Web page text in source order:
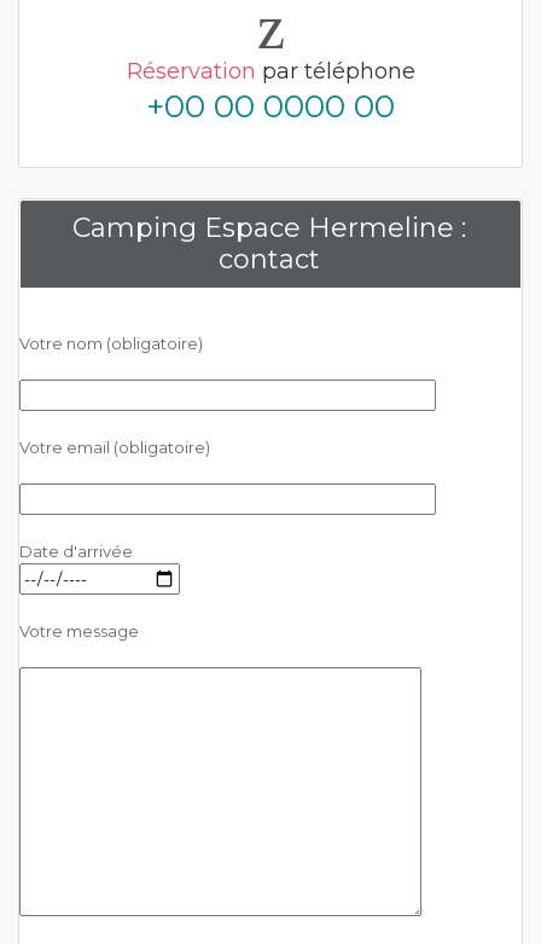
Réservation par téléphone
+00 00 0000 00
Camping Espace Hermeline :
contact
Votre nom (obligatoire)
Votre email (obligatoire)
Date d'arrivée
Votre message